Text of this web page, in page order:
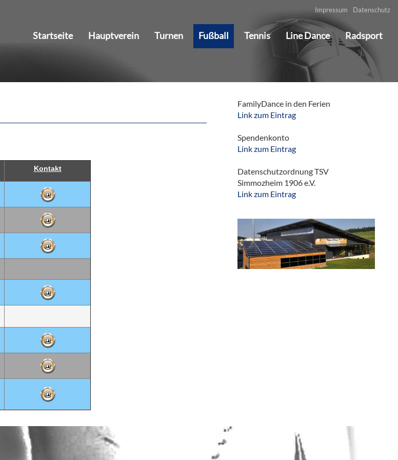
Impressum Datenschutz
Startseite Hauptverein Turnen Fußball Tennis Line Dance Radsport
Kontakt
FamilyDance in den Ferien
Link zum Eintrag
Spendenkonto
Link zum Eintrag
Datenschutzordnung TSV
Simmozheim 1906 e.V.
Link zum Eintrag